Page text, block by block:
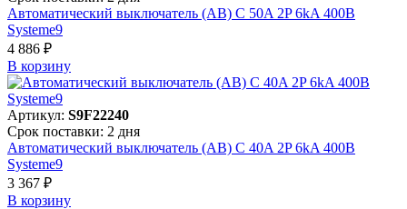
Автоматический выключатель (АВ) C 50A 2P 6kA 400В
Systeme9
4 886 ₽
В корзинy
Артикул: S9F22240
Срок поставки: 2 дня
Автоматический выключатель (АВ) C 40A 2P 6kA 400В
Systeme9
3 367 ₽
В корзинy